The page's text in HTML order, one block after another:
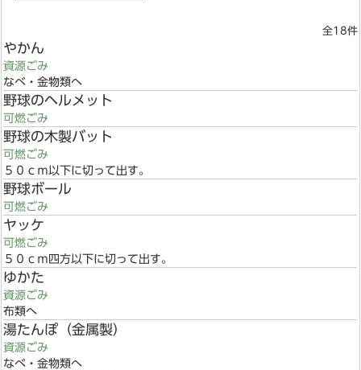
全18件
やかん
資源ごみ
なべ・金物類へ
野球のヘルメット
可燃ごみ
野球の木製バット
可燃ごみ
５０ｃｍ以下に切って出す。
野球ボール
可燃ごみ
ヤッケ
可燃ごみ
５０ｃｍ四方以下に切って出す。
ゆかた
資源ごみ
布類へ
湯たんぽ（金属製）
資源ごみ
なべ・金物類へ